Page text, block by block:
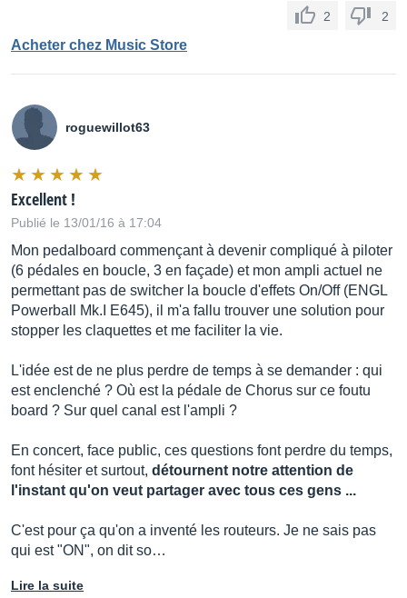
2 2
Acheter chez Music Store
roguewillot63
Excellent !
Publié le 13/01/16 à 17:04
Mon pedalboard commençant à devenir compliqué à piloter
(6 pédales en boucle, 3 en façade) et mon ampli actuel ne
permettant pas de switcher la boucle d'effets On/Off (ENGL
Powerball Mk.I E645), il m'a fallu trouver une solution pour
stopper les claquettes et me faciliter la vie.
L'idée est de ne plus perdre de temps à se demander : qui
est enclenché ? Où est la pédale de Chorus sur ce foutu
board ? Sur quel canal est l'ampli ?
En concert, face public, ces questions font perdre du temps,
font hésiter et surtout, détournent notre attention de
l'instant qu'on veut partager avec tous ces gens ...
C'est pour ça qu'on a inventé les routeurs. Je ne sais pas
qui est "ON", on dit so…
Lire la suite